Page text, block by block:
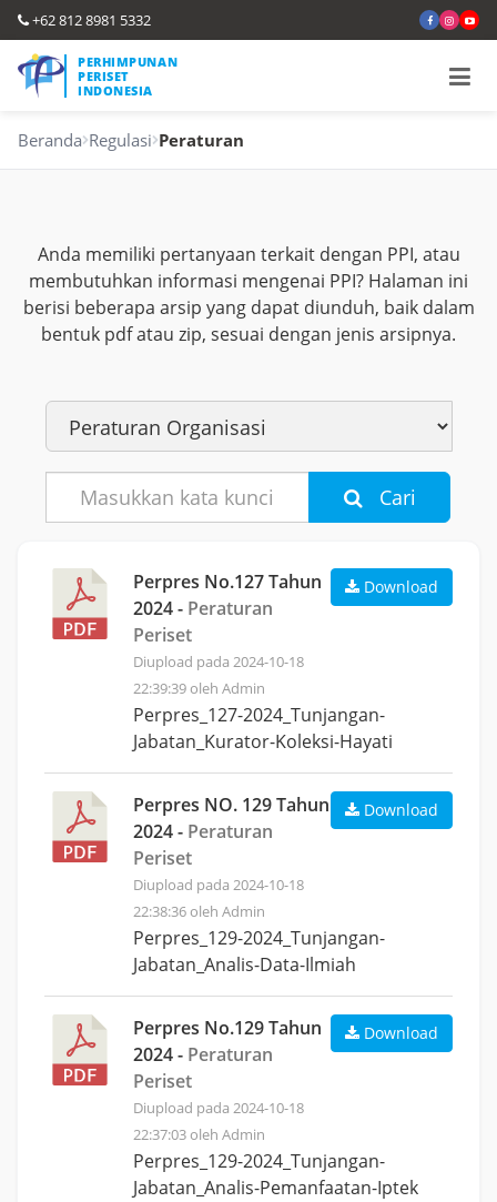
+62 812 8981 5332
PERHIMPUNAN
PERISET
INDONESIA
Beranda Regulasi Peraturan
Anda memiliki pertanyaan terkait dengan PPI, atau
membutuhkan informasi mengenai PPI? Halaman ini
berisi beberapa arsip yang dapat diunduh, baik dalam
bentuk pdf atau zip, sesuai dengan jenis arsipnya.
Cari
Perpres No.127 Tahun
2024 - Peraturan
Periset
Diupload pada 2024-10-18
22:39:39 oleh Admin
Download
Perpres_127-2024_Tunjangan-
Jabatan_Kurator-Koleksi-Hayati
Perpres NO. 129 Tahun
2024 - Peraturan
Periset
Diupload pada 2024-10-18
22:38:36 oleh Admin
Download
Perpres_129-2024_Tunjangan-
Jabatan_Analis-Data-Ilmiah
Perpres No.129 Tahun
2024 - Peraturan
Periset
Diupload pada 2024-10-18
22:37:03 oleh Admin
Download
Perpres_129-2024_Tunjangan-
Jabatan_Analis-Pemanfaatan-Iptek